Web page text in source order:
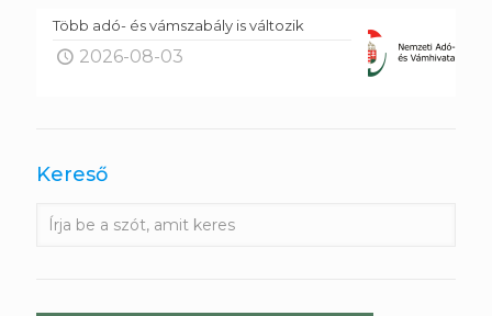
Több adó- és vámszabály is változik
2026-08-03
Kereső